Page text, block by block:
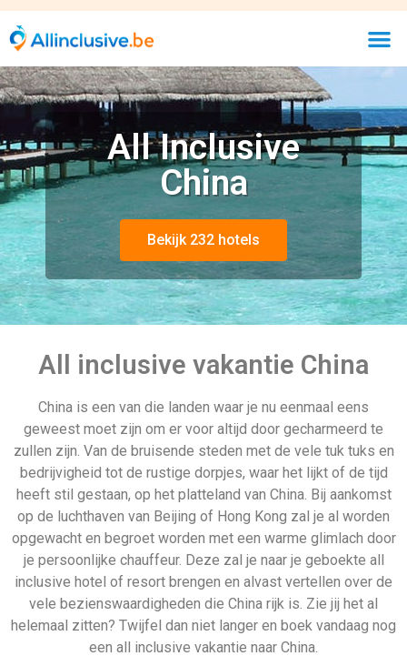
All Inclusive
China
Bekijk 232 hotels
All inclusive vakantie China
China is een van die landen waar je nu eenmaal eens
geweest moet zijn om er voor altijd door gecharmeerd te
zullen zijn. Van de bruisende steden met de vele tuk tuks en
bedrijvigheid tot de rustige dorpjes, waar het lijkt of de tijd
heeft stil gestaan, op het platteland van China. Bij aankomst
op de luchthaven van Beijing of Hong Kong zal je al worden
opgewacht en begroet worden met een warme glimlach door
je persoonlijke chauffeur. Deze zal je naar je geboekte all
inclusive hotel of resort brengen en alvast vertellen over de
vele bezienswaardigheden die China rijk is. Zie jij het al
helemaal zitten? Twijfel dan niet langer en boek vandaag nog
een all inclusive vakantie naar China.